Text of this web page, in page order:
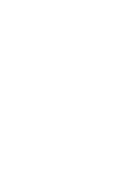
bekend is:
De Heer
(niet
replemini